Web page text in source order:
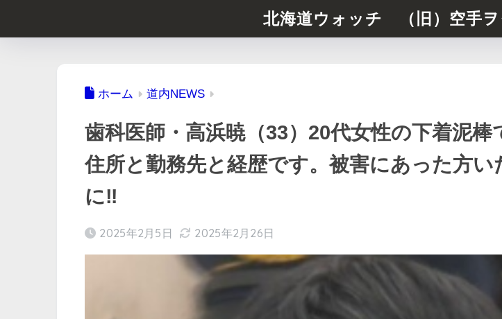
北海道ウォッチ （旧）空手ヲ
ホーム 道内NEWS
歯科医師・高浜暁（33）20代女性の下着泥棒
住所と勤務先と経歴です。被害にあった方い
に‼️
2025年2月5日 2025年2月26日